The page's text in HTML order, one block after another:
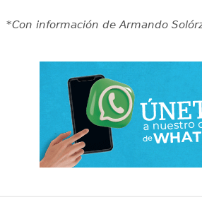
*Con información de Armando